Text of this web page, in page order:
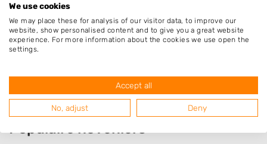
Tiel
Tricht
Est
Populaire hoveniers
We use cookies
We may place these for analysis of our visitor data, to improve our
website, show personalised content and to give you a great website
experience. For more information about the cookies we use open the
settings.
Accept all
No, adjust Deny